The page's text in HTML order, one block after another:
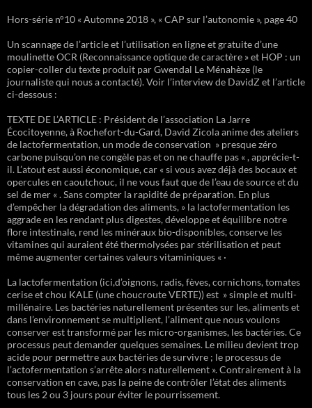
Hors-série n°10 « Automne 2018 », « CAP sur l’autonomie », page 40
Un scannage de l’article et l’utilisation en ligne et gratuite d’une
moulinette OCR (Reconnaissance optique de caractère » et HOP : un
copier-coller du texte produit par Gwendal Le Ménahèze (le
journaliste qui nous a contacté). Voir l’interview de DavidZ et l’article
ci-dessous :
TEXTE DE L’ARTICLE : Président de l’association La Jarre
Écocitoyenne, à Rochefort-du-Gard, David Zicola anime des ateliers
de lactofermentation, un mode de conservation » presque zéro
carbone puisqu’on ne congèle pas et on ne chauffe pas « , apprécie-t-
il. L’atout est aussi économique, car « si vous avez déjà des bocaux et
opercules en caoutchouc, il ne vous faut que de l’eau de source et du
sel de mer « . Sans compter la rapidité de préparation. En plus
d’empêcher la dégradation des aliments, » la lactofermentation les
aggrade en les rendant plus digestes, développe et équilibre notre
flore intestinale, rend les minéraux bio-disponibles, conserve les
vitamines qui auraient été thermolysées par stérilisation et peut
même augmenter certaines valeurs vitaminiques « ·
La lactofermentation (ici,d’oignons, radis, fèves, cornichons, tomates
cerise et chou KALE (une choucroute VERTE)) est » simple et multi-
millénaire. Les bactéries naturellement présentes sur les, aliments et
dans l’environnement se multiplient, l’aliment que nous voulons
conserver est transformé par les micro-organismes, les bactéries. Ce
processus peut demander quelques semaines. Le milieu devient trop
acide pour permettre aux bactéries de survivre ; le processus de
l’actofermentation s’arrête alors naturellement ». Contrairement à la
conservation en cave, pas la peine de contrôler l’état des aliments
tous les 2 ou 3 jours pour éviter le pourrissement.